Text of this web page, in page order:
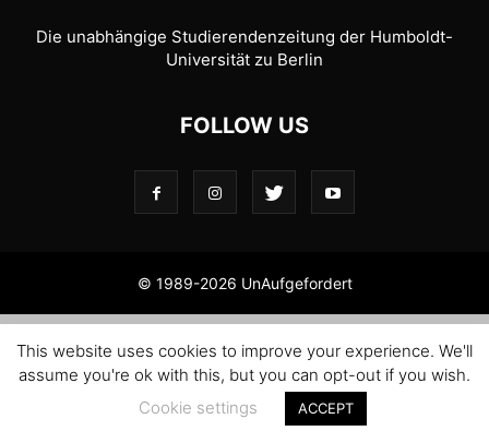
Die unabhängige Studierendenzeitung der Humboldt-
Universität zu Berlin
FOLLOW US
© 1989-2026 UnAufgefordert
This website uses cookies to improve your experience. We'll
assume you're ok with this, but you can opt-out if you wish.
Cookie settings
ACCEPT